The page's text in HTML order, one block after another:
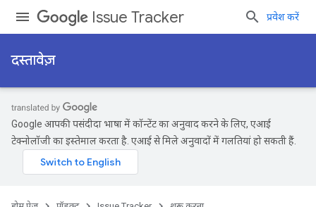
Issue Tracker प्रवेश करें
दस्तावेज़
Google आपकी पसंदीदा भाषा में कॉन्टेंट का अनुवाद करने के लिए, एआई
टेक्नोलॉजी का इस्तेमाल करता है. एआई से मिले अनुवादों में गलतियां हो सकती हैं.